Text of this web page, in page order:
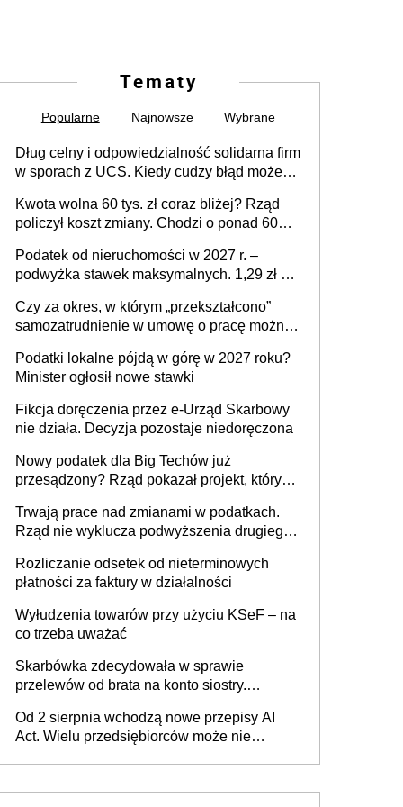
Tematy
Popularne Najnowsze Wybrane
Dług celny i odpowiedzialność solidarna firm
w sporach z UCS. Kiedy cudzy błąd może
Kwota wolna 60 tys. zł coraz bliżej? Rząd
policzył koszt zmiany. Chodzi o ponad 60
Podatek od nieruchomości w 2027 r. –
podwyżka stawek maksymalnych. 1,29 zł za
budynków i lokali związanych z
prowadzeniem działalności gospodarczej
Czy za okres, w którym „przekształcono”
samozatrudnienie w umowę o pracę można
umowy cywilnoprawnej jedynym
racjonalnym wyjściem
Podatki lokalne pójdą w górę w 2027 roku?
Minister ogłosił nowe stawki
Fikcja doręczenia przez e-Urząd Skarbowy
nie działa. Decyzja pozostaje niedoręczona
Nowy podatek dla Big Techów już
przesądzony? Rząd pokazał projekt, który
Trwają prace nad zmianami w podatkach.
Rząd nie wyklucza podwyższenia drugiego
Rozliczanie odsetek od nieterminowych
płatności za faktury w działalności
Wyłudzenia towarów przy użyciu KSeF – na
co trzeba uważać
Skarbówka zdecydowała w sprawie
przelewów od brata na konto siostry.
darowizna, ale podatku jednak nie będzie
Od 2 sierpnia wchodzą nowe przepisy AI
Act. Wielu przedsiębiorców może nie